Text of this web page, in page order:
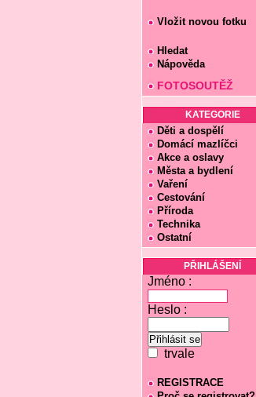
Vložit novou fotku
Hledat
Nápověda
FOTOSOUTĚŽ
KATEGORIE
Děti a dospělí
Domácí mazlíčci
Akce a oslavy
Města a bydlení
Vaření
Cestování
Příroda
Technika
Ostatní
PŘIHLÁŠENÍ
Jméno :
Heslo :
trvale
REGISTRACE